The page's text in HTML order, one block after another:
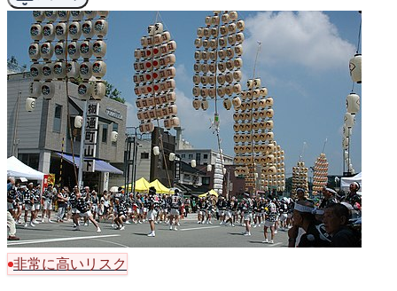
非常に高いリスク